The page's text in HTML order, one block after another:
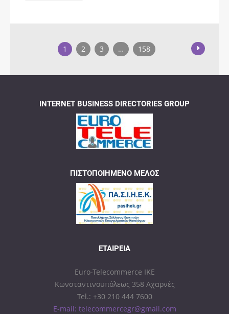
1 2 3 … 158
INTERNET BUSINESS DIRECTORIES GROUP
ΠΙΣΤΟΠΟΙΗΜΈΝΟ ΜΈΛΟΣ
ΕΤΑΙΡΕΊΑ
Euro-Telecommerce IKE
Κωνσταντινουπόλεως 358 Αχαρνές
Tel.: +30 210 444 7600
E-mail: telecommercegr@gmail.com